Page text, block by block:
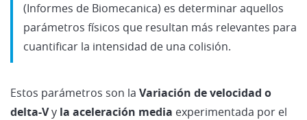
(Informes de Biomecanica) es determinar aquellos
parámetros físicos que resultan más relevantes para
cuantificar la intensidad de una colisión.
Estos parámetros son la Variación de velocidad o
delta-Vy la aceleración media experimentada por el